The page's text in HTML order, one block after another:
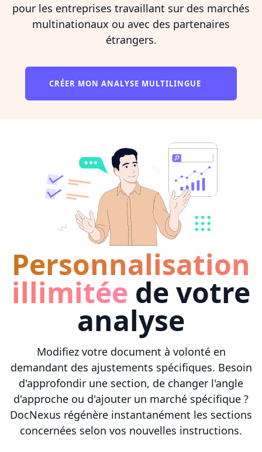
pour les entreprises travaillant sur des marchés
multinationaux ou avec des partenaires
étrangers.
CRÉER MON ANALYSE MULTILINGUE
Personnalisation
illimitée de votre
analyse
Modifiez votre document à volonté en
demandant des ajustements spécifiques. Besoin
d'approfondir une section, de changer l'angle
d'approche ou d'ajouter un marché spécifique ?
DocNexus régénère instantanément les sections
concernées selon vos nouvelles instructions.